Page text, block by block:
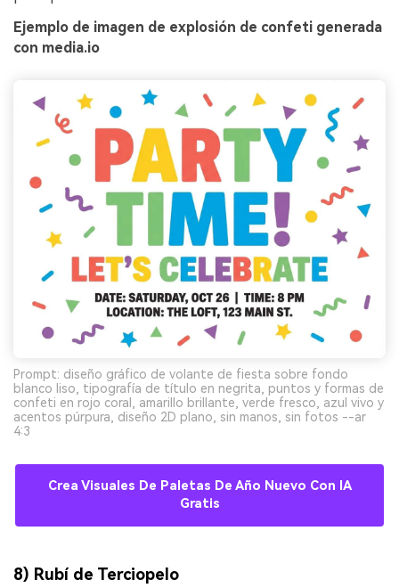
Ejemplo de imagen de explosión de confeti generada
con media.io
Prompt: diseño gráfico de volante de fiesta sobre fondo
blanco liso, tipografía de título en negrita, puntos y formas de
confeti en rojo coral, amarillo brillante, verde fresco, azul vivo y
acentos púrpura, diseño 2D plano, sin manos, sin fotos --ar
4:3
Crea Visuales De Paletas De Año Nuevo Con IA
Gratis
8) Rubí de Terciopelo